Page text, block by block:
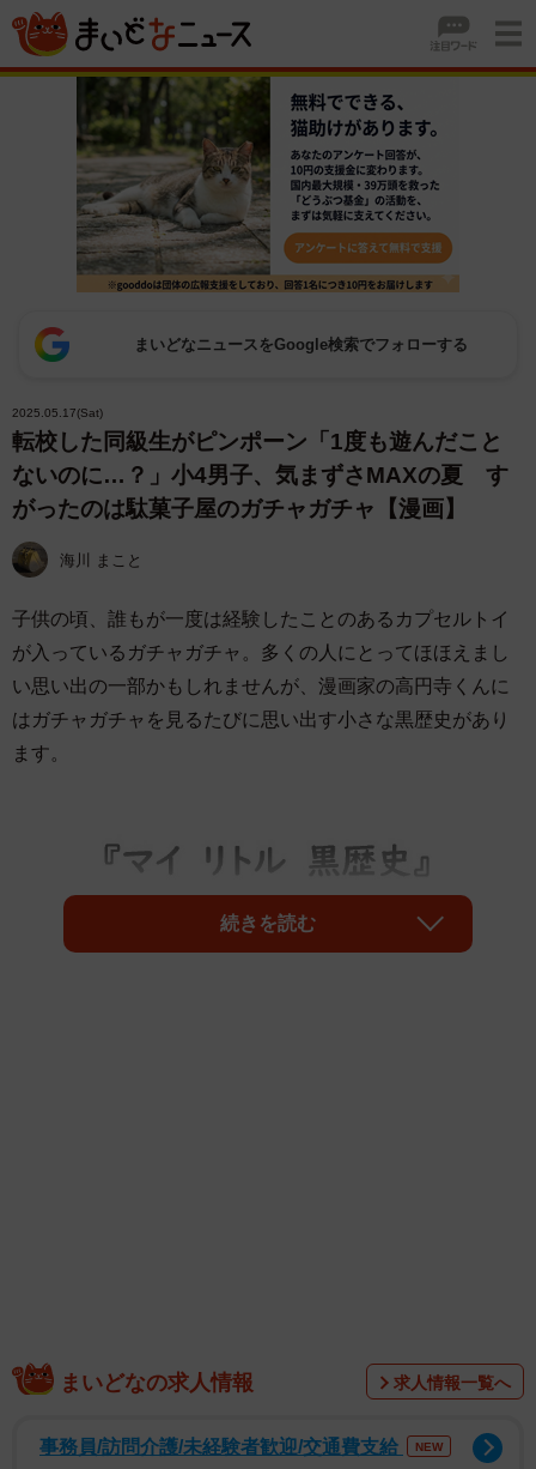
まいどなニュースをGoogle検索でフォローする
2025.05.17(Sat)
転校した同級生がピンポーン「1度も遊んだこと
ないのに…？」小4男子、気まずさMAXの夏 す
がったのは駄菓子屋のガチャガチャ【漫画】
海川 まこと
子供の頃、誰もが一度は経験したことのあるカプセルトイ
が入っているガチャガチャ。多くの人にとってほほえまし
い思い出の一部かもしれませんが、漫画家の高円寺くんに
はガチャガチャを見るたびに思い出す小さな黒歴史があり
ます。
続きを読む
まいどなの求人情報 求人情報一覧へ
事務員/訪問介護/未経験者歓迎/交通費支給 NEW